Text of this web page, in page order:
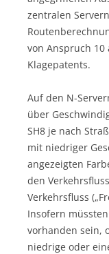
zentralen
von Anspruch 10
Klagepatents.
Auf den N-
über
SH8 je nach
mit niedriger
angezeigten
den
Verkehrsfluss
Insofern
vorhanden sein,
niedrige oder